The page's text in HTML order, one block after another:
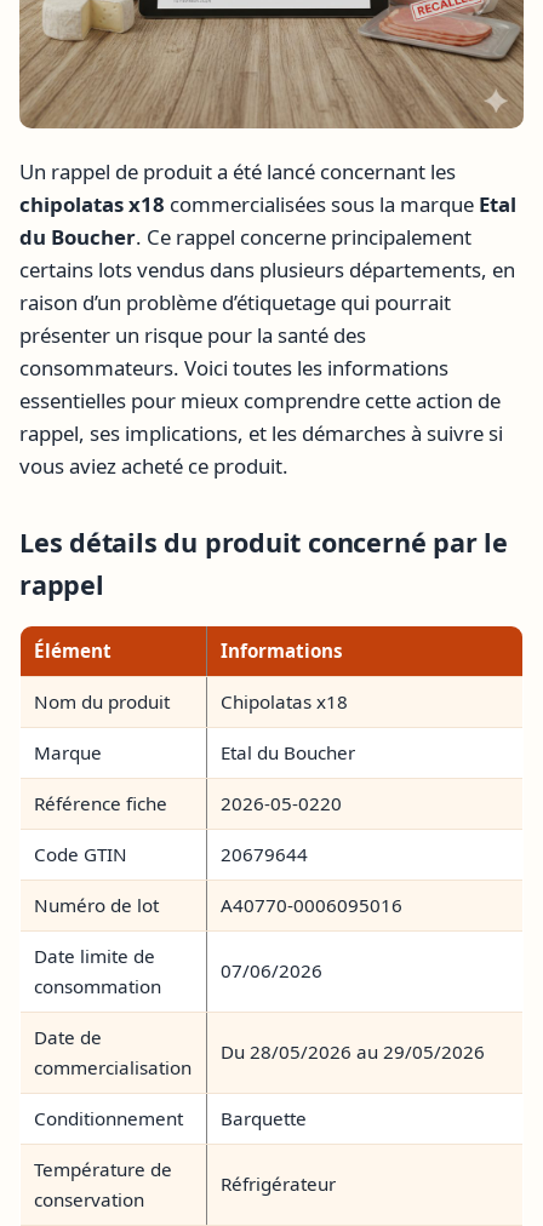
Un rappel de produit a été lancé concernant les
chipolatas x18 commercialisées sous la marque Etal
du Boucher. Ce rappel concerne principalement
certains lots vendus dans plusieurs départements, en
raison d’un problème d’étiquetage qui pourrait
présenter un risque pour la santé des
consommateurs. Voici toutes les informations
essentielles pour mieux comprendre cette action de
rappel, ses implications, et les démarches à suivre si
vous aviez acheté ce produit.
Les détails du produit concerné par le
rappel
Élément Informations
Nom du produit Chipolatas x18
Marque Etal du Boucher
Référence fiche 2026-05-0220
Code GTIN 20679644
Numéro de lot A40770-0006095016
Date limite de
consommation
07/06/2026
Date de
commercialisation
Du 28/05/2026 au 29/05/2026
Conditionnement Barquette
Température de
conservation
Réfrigérateur